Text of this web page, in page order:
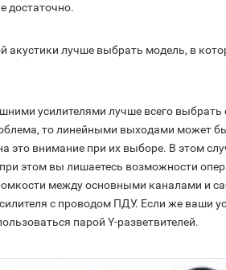
достаточно.
акустики лучше выбрать модель, в
усилителями лучше всего
то линейными выходами может
это внимание при их выборе. В этом
этом вы лишаетесь возможности
между основными каналами и
с проводом ПДУ. Если же ваши
парой Y-разветвителей.